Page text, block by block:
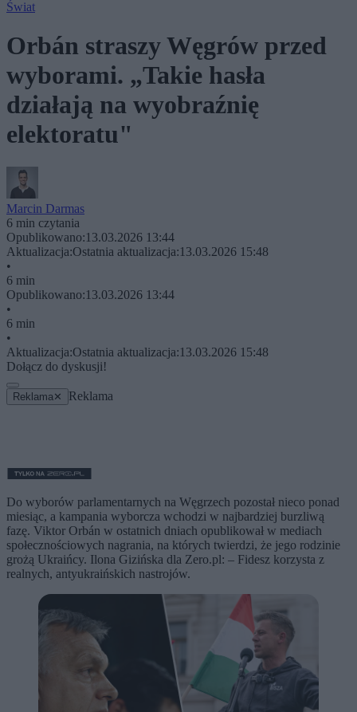
Świat
Orbán straszy Węgrów przed
wyborami. „Takie hasła
działają na wyobraźnię
elektoratu"
Marcin Darmas
6 min czytania
Opublikowano:13.03.2026 13:44
Aktualizacja:Ostatnia aktualizacja:13.03.2026 15:48
•
6 min
Opublikowano:13.03.2026 13:44
•
6 min
•
Aktualizacja:Ostatnia aktualizacja:13.03.2026 15:48
Dołącz do dyskusji!
Reklama ✕ Reklama
Do wyborów parlamentarnych na Węgrzech pozostał nieco ponad
miesiąc, a kampania wyborcza wchodzi w najbardziej burzliwą
fazę. Viktor Orbán w ostatnich dniach opublikował w mediach
społecznościowych nagrania, na których twierdzi, że jego rodzinie
grożą Ukraińcy. Ilona Gizińska dla Zero.pl: – Fidesz korzysta z
realnych, antyukraińskich nastrojów.